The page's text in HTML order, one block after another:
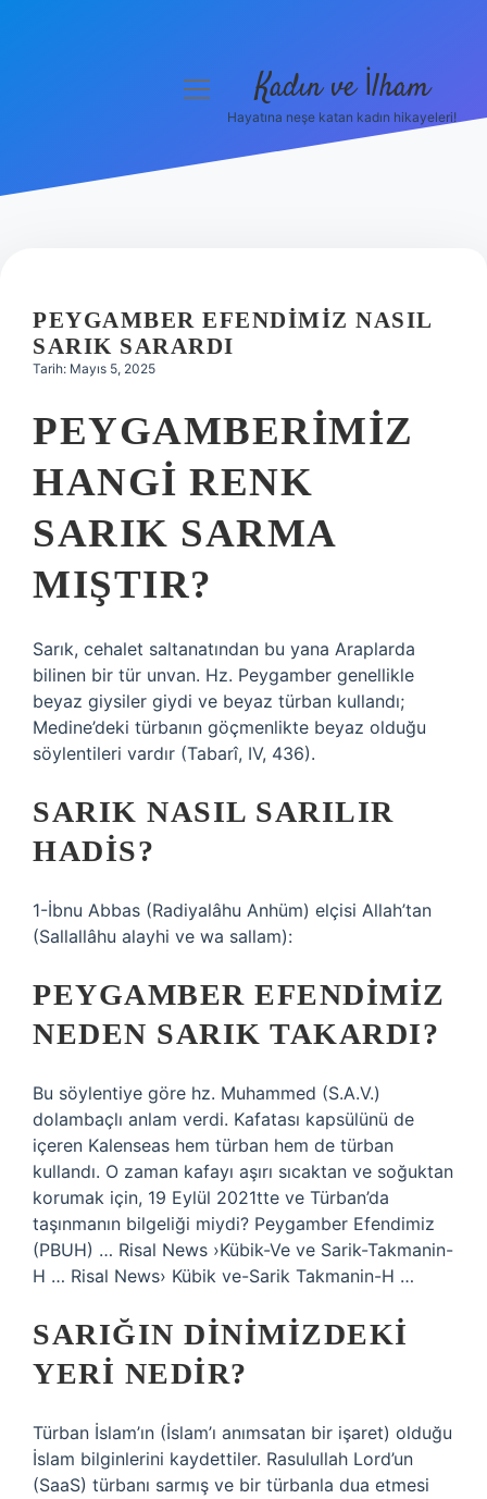
Hakkımızda
menüyü
Kadın ve İlham
Hayatına neşe katan kadın hikayeleri!
PEYGAMBER EFENDIMIZ NASIL
SARIK SARARDI
Tarih: Mayıs 5, 2025
PEYGAMBERIMIZ
HANGI RENK
SARIK SARMA
MIŞTIR?
Sarık, cehalet saltanatından bu yana Araplarda
bilinen bir tür unvan. Hz. Peygamber genellikle
beyaz giysiler giydi ve beyaz türban kullandı;
Medine’deki türbanın göçmenlikte beyaz olduğu
söylentileri vardır (Tabarî, IV, 436).
SARIK NASIL SARILIR
HADIS?
1-İbnu Abbas (Radiyalâhu Anhüm) elçisi Allah’tan
(Sallallâhu alayhi ve wa sallam):
PEYGAMBER EFENDIMIZ
NEDEN SARIK TAKARDI?
Bu söylentiye göre hz. Muhammed (S.A.V.)
dolambaçlı anlam verdi. Kafatası kapsülünü de
içeren Kalenseas hem türban hem de türban
kullandı. O zaman kafayı aşırı sıcaktan ve soğuktan
korumak için, 19 Eylül 2021tte ve Türban’da
taşınmanın bilgeliği miydi? Peygamber Efendimiz
(PBUH) … Risal News ›Kübik-Ve ve Sarik-Takmanin-
H … Risal News› Kübik ve-Sarik Takmanin-H …
SARIĞIN DINIMIZDEKI
YERI NEDIR?
Türban İslam’ın (İslam’ı anımsatan bir işaret) olduğu
İslam bilginlerini kaydettiler. Rasulullah Lord’un
(SaaS) türbanı sarmış ve bir türbanla dua etmesi